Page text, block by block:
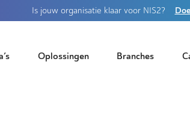
Is jouw organisatie klaar voor NIS2?
Oplossingen Branches